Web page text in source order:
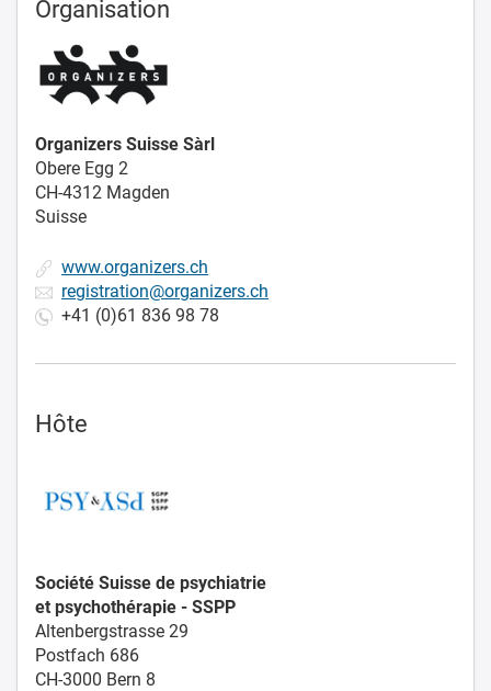
Organisation
Organizers Suisse Sàrl
Obere Egg 2
CH-4312 Magden
Suisse
www.organizers.ch
registration@organizers.ch
+41 (0)61 836 98 78
Hôte
Société Suisse de psychiatrie
et psychothérapie - SSPP
Altenbergstrasse 29
Postfach 686
CH-3000 Bern 8